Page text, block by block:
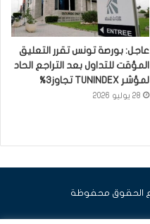
عاجل: بورصة تونس تقرر التعليق
المؤقت للتداول بعد التراجع الحاد
لمؤشر TUNINDEX تجاوز3%
28 يوليو 2026